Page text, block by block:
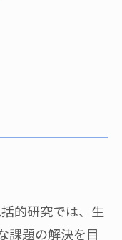
的研究では、生
課題の解決を目